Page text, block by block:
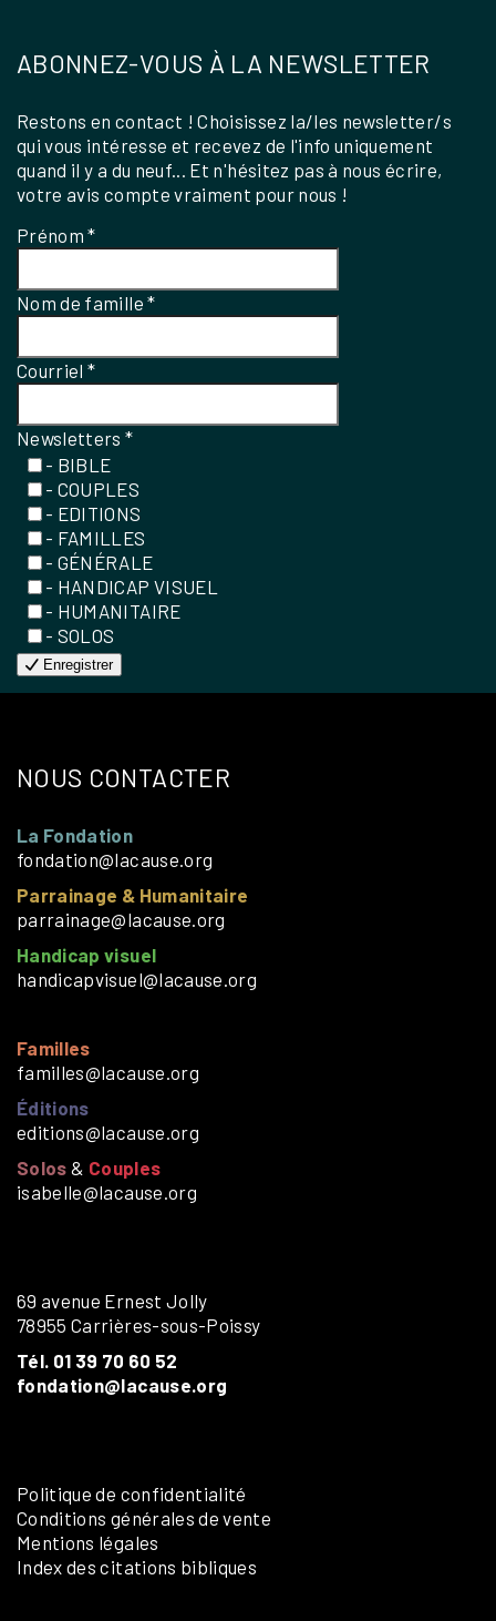
ABONNEZ-VOUS À LA NEWSLETTER
Restons en contact ! Choisissez la/les newsletter/s
qui vous intéresse et recevez de l'info uniquement
quand il y a du neuf... Et n'hésitez pas à nous écrire,
votre avis compte vraiment pour nous !
Prénom*
Nom de famille*
Courriel*
Newsletters*
- BIBLE
- COUPLES
- EDITIONS
- FAMILLES
- GÉNÉRALE
- HANDICAP VISUEL
- HUMANITAIRE
- SOLOS
Enregistrer
NOUS CONTACTER
La Fondation
fondation@lacause.org
Parrainage & Humanitaire
parrainage@lacause.org
Handicap visuel
handicapvisuel@lacause.org
Familles
familles@lacause.org
Éditions
editions@lacause.org
Solos & Couples
isabelle@lacause.org
69 avenue Ernest Jolly
78955 Carrières-sous-Poissy
Tél. 01 39 70 60 52
fondation@lacause.org
Politique de confidentialité
Conditions générales de vente
Mentions légales
Index des citations bibliques